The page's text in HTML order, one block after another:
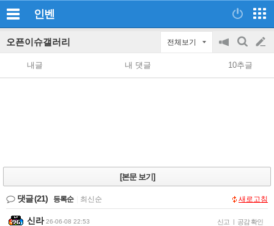
인벤
오픈이슈갤러리 전체보기
공
지
on/off
검
색
글
쓰
내글 내 댓글 10추글
[본문 보기]
댓글(21) 등록순 최신순 새로고침
신라 26-06-08 22:53 신고 | 공감 확인